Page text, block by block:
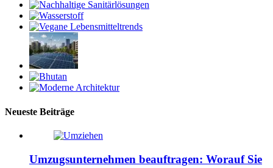
Neueste Beiträge
Umzugsunternehmen beauftragen: Worauf Sie